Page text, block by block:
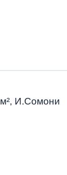
м², И.Сомони